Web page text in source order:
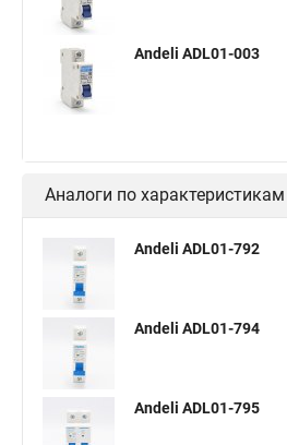
Andeli ADL01-003
Аналоги по характеристикам
Andeli ADL01-792
Andeli ADL01-794
Andeli ADL01-795